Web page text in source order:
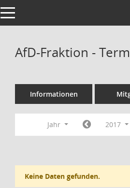
Toggle navigation
AfD-Fraktion -
Informationen
Jahr 2017
Keine Daten gefunden.